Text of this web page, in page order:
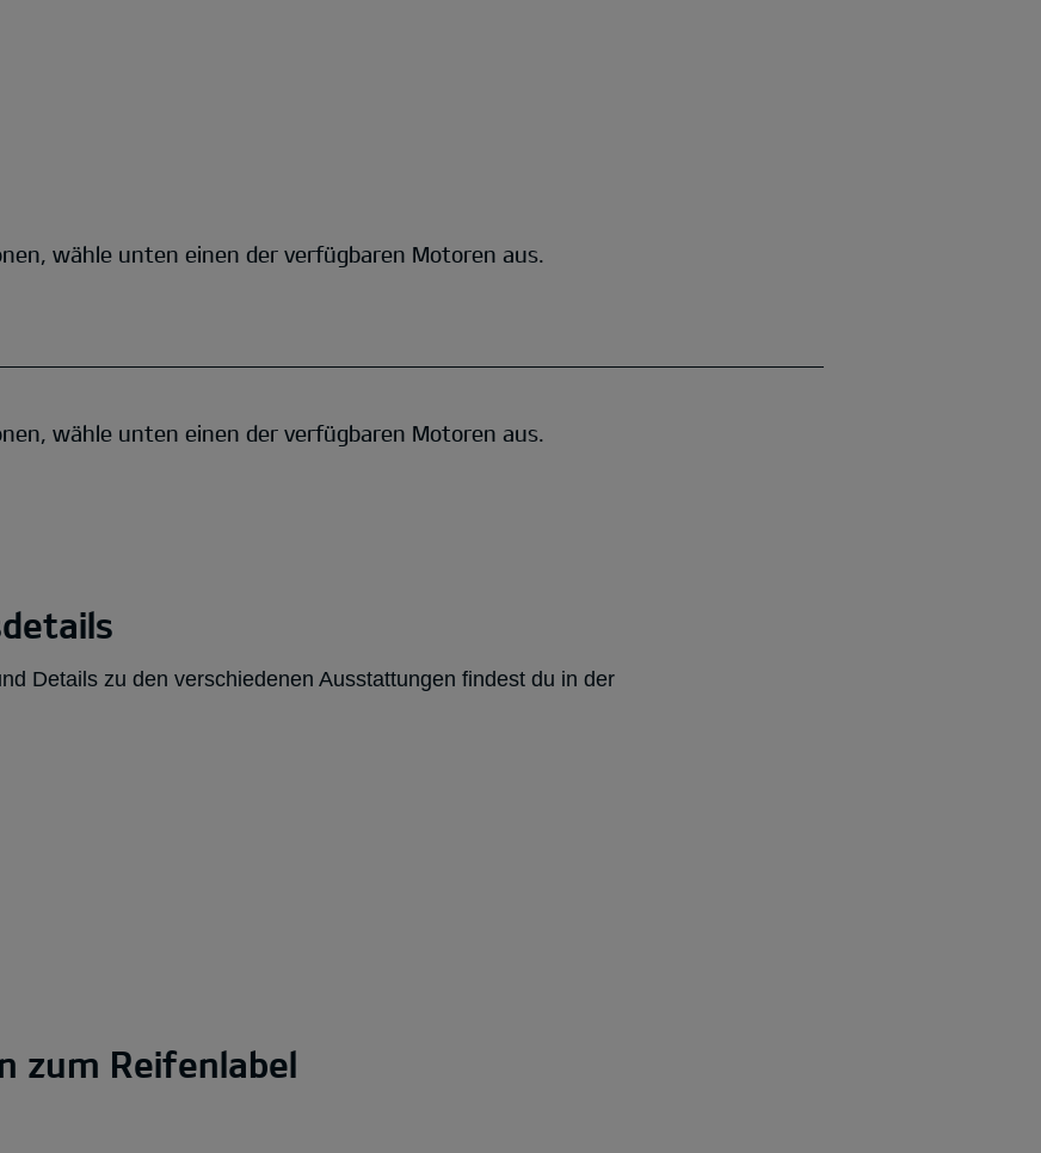
wähle unten einen der verfügbaren Motoren aus.
wähle unten einen der verfügbaren Motoren aus.
Details zu den verschiedenen Ausstattungen findest du in der
zum Reifenlabel